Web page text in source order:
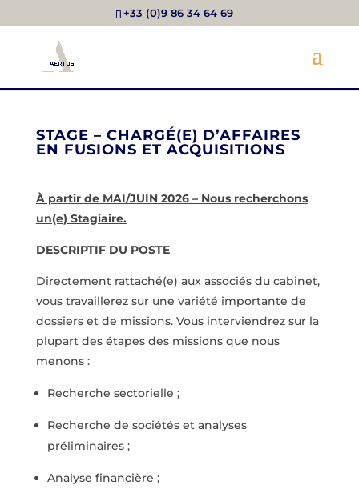
+33 (0)9 86 34 64 69
STAGE – CHARGÉ(E) D’AFFAIRES
EN FUSIONS ET ACQUISITIONS
À partir de MAI/JUIN 2026 – Nous recherchons
un(e) Stagiaire.
DESCRIPTIF DU POSTE
Directement rattaché(e) aux associés du cabinet,
vous travaillerez sur une variété importante de
dossiers et de missions. Vous interviendrez sur la
plupart des étapes des missions que nous
menons :
Recherche sectorielle ;
Recherche de sociétés et analyses
préliminaires ;
Analyse financière ;